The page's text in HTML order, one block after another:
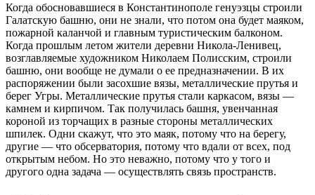
Когда обосновавшиеся в Константинополе генуэзцы строили
Галатскую башню, они не знали, что потом она будет маяком,
пожарной каланчой и главным туристическим балконом.
Когда прошлым летом жители деревни Никола-Ленивец,
возглавляемые художником Николаем Полисским, строили
башню, они вообще не думали о ее предназначении. В их
распоряжении были засохшие вязы, металлические прутья и
берег Угры. Металлические прутья стали каркасом, вязы —
камнем и кирпичом. Так получилась башня, увенчанная
короной из торчащих в разные стороны металлических
шпилек. Одни скажут, что это маяк, потому что на берегу,
другие — что обсерватория, потому что вдали от всех, под
открытым небом. Но это неважно, потому что у того и
другого одна задача — осуществлять связь пространств.